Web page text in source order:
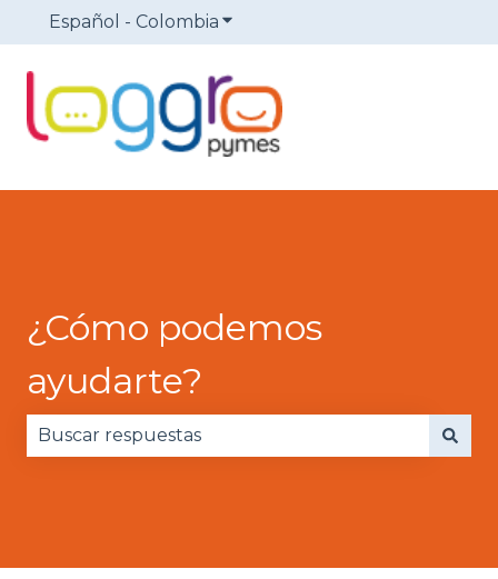
Español - Colombia Traducciones de Mostrar
¿Cómo podemos
ayudarte?